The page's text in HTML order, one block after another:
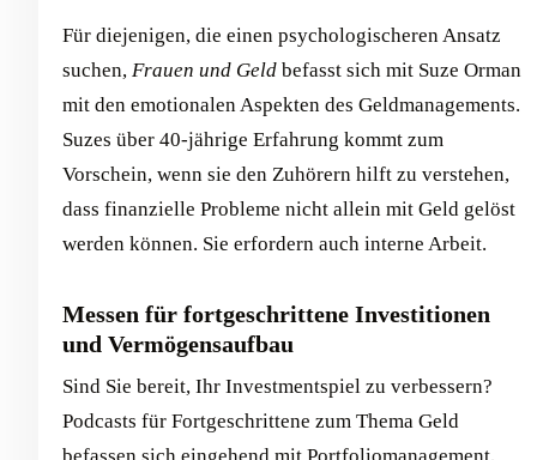
Für diejenigen, die einen psychologischeren Ansatz
suchen, Frauen und Geld befasst sich mit Suze Orman
mit den emotionalen Aspekten des Geldmanagements.
Suzes über 40-jährige Erfahrung kommt zum
Vorschein, wenn sie den Zuhörern hilft zu verstehen,
dass finanzielle Probleme nicht allein mit Geld gelöst
werden können. Sie erfordern auch interne Arbeit.
Messen für fortgeschrittene Investitionen
und Vermögensaufbau
Sind Sie bereit, Ihr Investmentspiel zu verbessern?
Podcasts für Fortgeschrittene zum Thema Geld